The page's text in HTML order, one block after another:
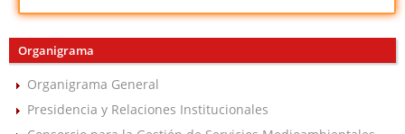
Organigrama
Organigrama General
Presidencia y Relaciones Institucionales